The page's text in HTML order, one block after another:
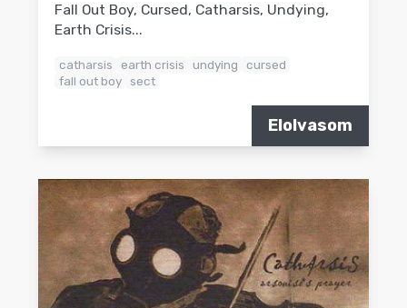
Fall Out Boy, Cursed, Catharsis, Undying,
Earth Crisis...
catharsis earth crisis undying
cursed
fall out boy sect
Elolvasom